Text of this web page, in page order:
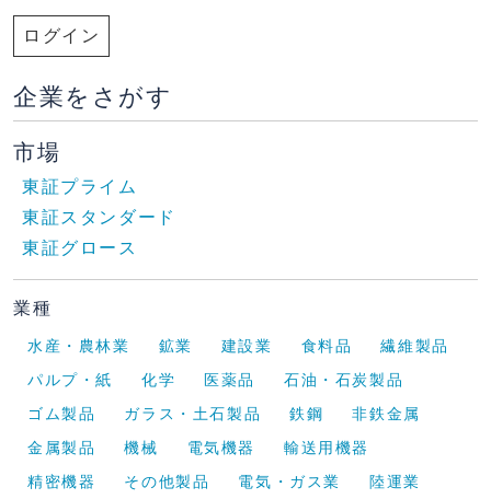
ログイン
企業をさがす
市場
東証プライム
東証スタンダード
東証グロース
業種
水産・農林業 鉱業 建設業 食料品
繊維製品
パルプ・紙
化学 医薬品
石油・石炭製品
ゴム製品
ガラス・土石製品 鉄鋼
非鉄金属
金属製品
機械 電気機器
輸送用機器
精密機器
その他製品 電気・ガス業
陸運業